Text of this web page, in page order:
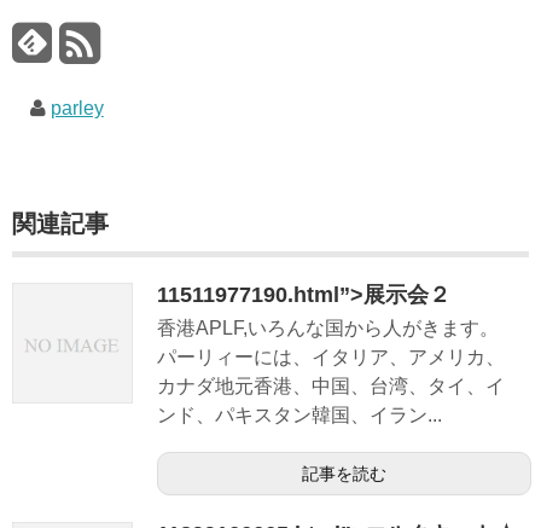
parley
関連記事
11511977190.html”>展示会２
香港APLF,いろんな国から人がきます。
パーリィーには、イタリア、アメリカ、
カナダ地元香港、中国、台湾、タイ、イ
ンド、パキスタン韓国、イラン...
記事を読む